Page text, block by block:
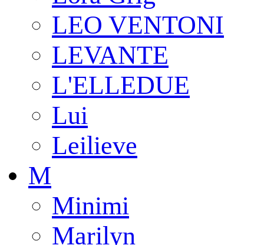
LEO VENTONI
LEVANTE
L'ELLEDUE
Lui
Leilieve
M
Minimi
Marilyn